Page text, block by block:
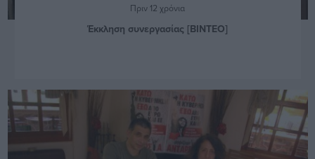
Πριν 12 χρόνια
Έκκληση συνεργασίας [BINTEO]